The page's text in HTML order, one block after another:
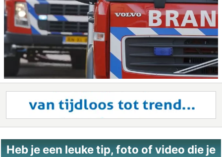
Heb je een leuke tip, foto of video die je